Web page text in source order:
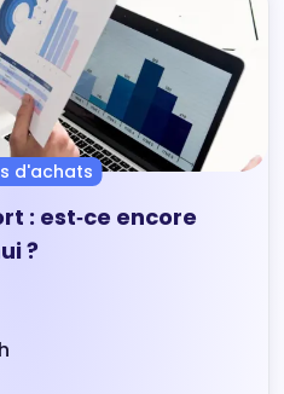
d'achats
: est‑ce encore
?